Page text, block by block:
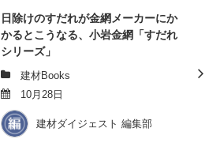
日除けのすだれが金網メーカーにか
かるとこうなる、小岩金網「すだれ
シリーズ」
建材Books
10月28日
建材ダイジェスト 編集部